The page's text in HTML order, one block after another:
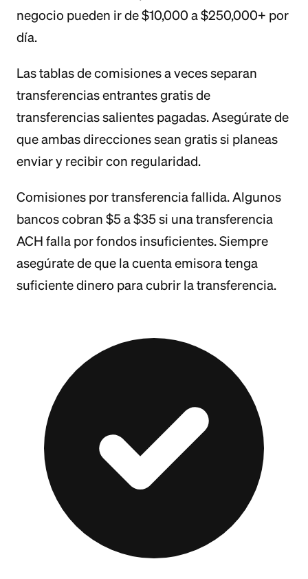
negocio pueden ir de $10,000 a $250,000+ por
día.
Las tablas de comisiones a veces separan
transferencias entrantes gratis de
transferencias salientes pagadas. Asegúrate de
que ambas direcciones sean gratis si planeas
enviar y recibir con regularidad.
Comisiones por transferencia fallida. Algunos
bancos cobran $5 a $35 si una transferencia
ACH falla por fondos insuficientes. Siempre
asegúrate de que la cuenta emisora tenga
suficiente dinero para cubrir la transferencia.